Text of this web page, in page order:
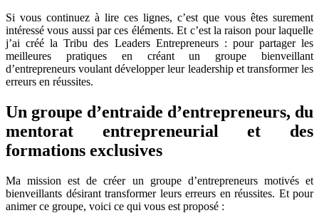
Si vous continuez à lire ces lignes, c’est que vous êtes surement
intéressé vous aussi par ces éléments. Et c’est la raison pour laquelle
j’ai créé la Tribu des Leaders Entrepreneurs : pour partager les
meilleures pratiques en créant un groupe bienveillant
d’entrepreneurs voulant développer leur leadership et transformer les
erreurs en réussites.
Un groupe d’entraide d’entrepreneurs, du
mentorat entrepreneurial et des
formations exclusives
Ma mission est de créer un groupe d’entrepreneurs motivés et
bienveillants désirant transformer leurs erreurs en réussites. Et pour
animer ce groupe, voici ce qui vous est proposé :